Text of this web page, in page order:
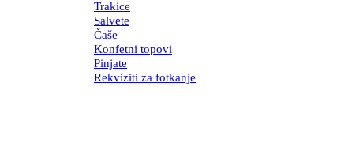
Trakice
Salvete
Čaše
Konfetni topovi
Pinjate
Rekviziti za fotkanje